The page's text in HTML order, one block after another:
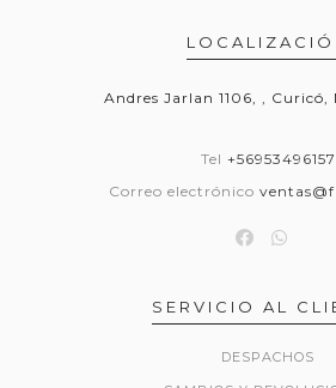
Andres Jarlan 1106, , Curicó,
Tel +56953496157
Correo electrónico
SERVICIO AL
DESPACHOS